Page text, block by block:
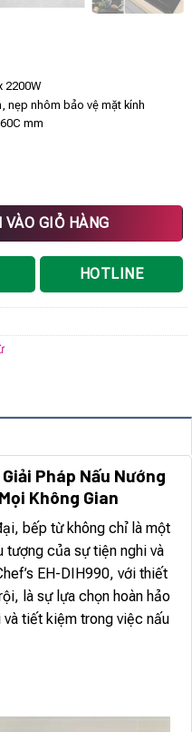
₫.
2200W
nẹp nhôm bảo vệ mặt kính
mm
VÀO GIỎ HÀNG
HOTLINE
Giải Pháp Nấu Nướng
Không Gian
bếp từ không chỉ là một
tượng của sự tiện nghi và
EH-DIH990, với thiết
là sự lựa chọn hoàn hảo
tiết kiệm trong việc nấu